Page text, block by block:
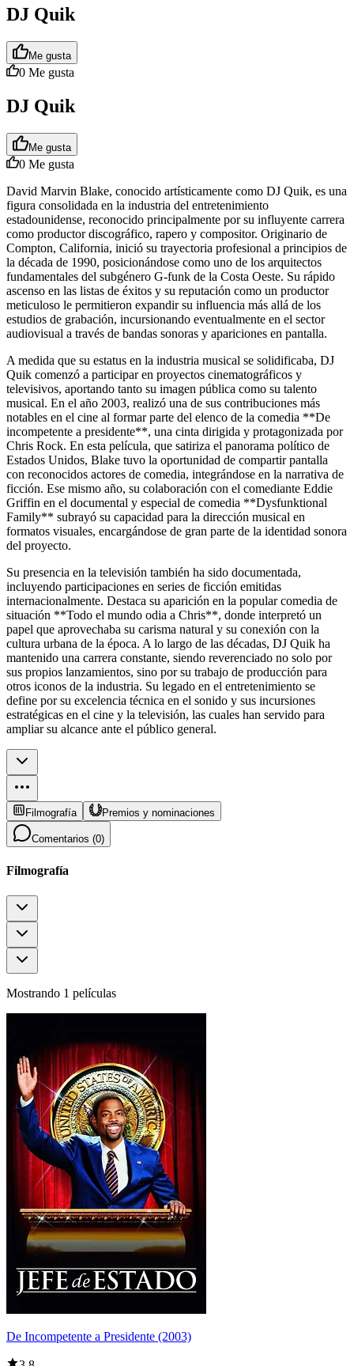
DJ Quik
Me gusta
0 Me gusta
DJ Quik
Me gusta
0 Me gusta
David Marvin Blake, conocido artísticamente como DJ Quik, es una
figura consolidada en la industria del entretenimiento
estadounidense, reconocido principalmente por su influyente carrera
como productor discográfico, rapero y compositor. Originario de
Compton, California, inició su trayectoria profesional a principios de
la década de 1990, posicionándose como uno de los arquitectos
fundamentales del subgénero G-funk de la Costa Oeste. Su rápido
ascenso en las listas de éxitos y su reputación como un productor
meticuloso le permitieron expandir su influencia más allá de los
estudios de grabación, incursionando eventualmente en el sector
audiovisual a través de bandas sonoras y apariciones en pantalla.
A medida que su estatus en la industria musical se solidificaba, DJ
Quik comenzó a participar en proyectos cinematográficos y
televisivos, aportando tanto su imagen pública como su talento
musical. En el año 2003, realizó una de sus contribuciones más
notables en el cine al formar parte del elenco de la comedia **De
incompetente a presidente**, una cinta dirigida y protagonizada por
Chris Rock. En esta película, que satiriza el panorama político de
Estados Unidos, Blake tuvo la oportunidad de compartir pantalla
con reconocidos actores de comedia, integrándose en la narrativa de
ficción. Ese mismo año, su colaboración con el comediante Eddie
Griffin en el documental y especial de comedia **Dysfunktional
Family** subrayó su capacidad para la dirección musical en
formatos visuales, encargándose de gran parte de la identidad sonora
del proyecto.
Su presencia en la televisión también ha sido documentada,
incluyendo participaciones en series de ficción emitidas
internacionalmente. Destaca su aparición en la popular comedia de
situación **Todo el mundo odia a Chris**, donde interpretó un
papel que aprovechaba su carisma natural y su conexión con la
cultura urbana de la época. A lo largo de las décadas, DJ Quik ha
mantenido una carrera constante, siendo reverenciado no solo por
sus propios lanzamientos, sino por su trabajo de producción para
otros iconos de la industria. Su legado en el entretenimiento se
define por su excelencia técnica en el sonido y sus incursiones
estratégicas en el cine y la televisión, las cuales han servido para
ampliar su alcance ante el público general.
Filmografía Premios y nominaciones
Comentarios (0)
Filmografía
Mostrando 1 películas
De Incompetente a Presidente (2003)